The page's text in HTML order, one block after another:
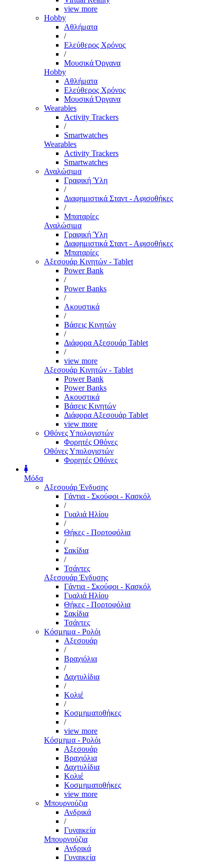
view more
Hobby
Αθλήματα
/
Ελεύθερος Χρόνος
/
Μουσικά Όργανα
Hobby
Αθλήματα
Ελεύθερος Χρόνος
Μουσικά Όργανα
Wearables
Activity Trackers
/
Smartwatches
Wearables
Activity Trackers
Smartwatches
Αναλώσιμα
Γραφική Ύλη
/
Διαφημιστικά Σταντ - Αφισοθήκες
/
Μπαταρίες
Αναλώσιμα
Γραφική Ύλη
Διαφημιστικά Σταντ - Αφισοθήκες
Μπαταρίες
Αξεσουάρ Κινητών - Tablet
Power Bank
/
Power Banks
/
Ακουστικά
/
Βάσεις Κινητών
/
Διάφορα Αξεσουάρ Tablet
/
view more
Αξεσουάρ Κινητών - Tablet
Power Bank
Power Banks
Ακουστικά
Βάσεις Κινητών
Διάφορα Αξεσουάρ Tablet
view more
Οθόνες Υπολογιστών
Φορητές Οθόνες
Οθόνες Υπολογιστών
Φορητές Οθόνες
Μόδα
Αξεσουάρ Ένδυσης
Γάντια - Σκούφοι - Κασκόλ
/
Γυαλιά Ηλίου
/
Θήκες - Πορτοφόλια
/
Σακίδια
/
Τσάντες
Αξεσουάρ Ένδυσης
Γάντια - Σκούφοι - Κασκόλ
Γυαλιά Ηλίου
Θήκες - Πορτοφόλια
Σακίδια
Τσάντες
Κόσμημα - Ρολόι
Αξεσουάρ
/
Βραχιόλια
/
Δαχτυλίδια
/
Κολιέ
/
Κοσμηματοθήκες
/
view more
Κόσμημα - Ρολόι
Αξεσουάρ
Βραχιόλια
Δαχτυλίδια
Κολιέ
Κοσμηματοθήκες
view more
Μπουρνούζια
Ανδρικά
/
Γυναικεία
Μπουρνούζια
Ανδρικά
Γυναικεία